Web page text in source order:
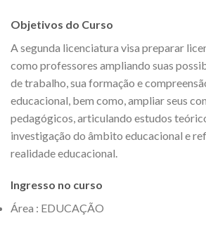
Objetivos do Curso
A segunda licenciatura visa preparar
como professores ampliando suas
de trabalho, sua formação e
educacional, bem como, ampliar seus
pedagógicos, articulando estudos
investigação do âmbito educacional e
realidade educacional.
Ingresso no curso
Área : EDUCAÇÃO